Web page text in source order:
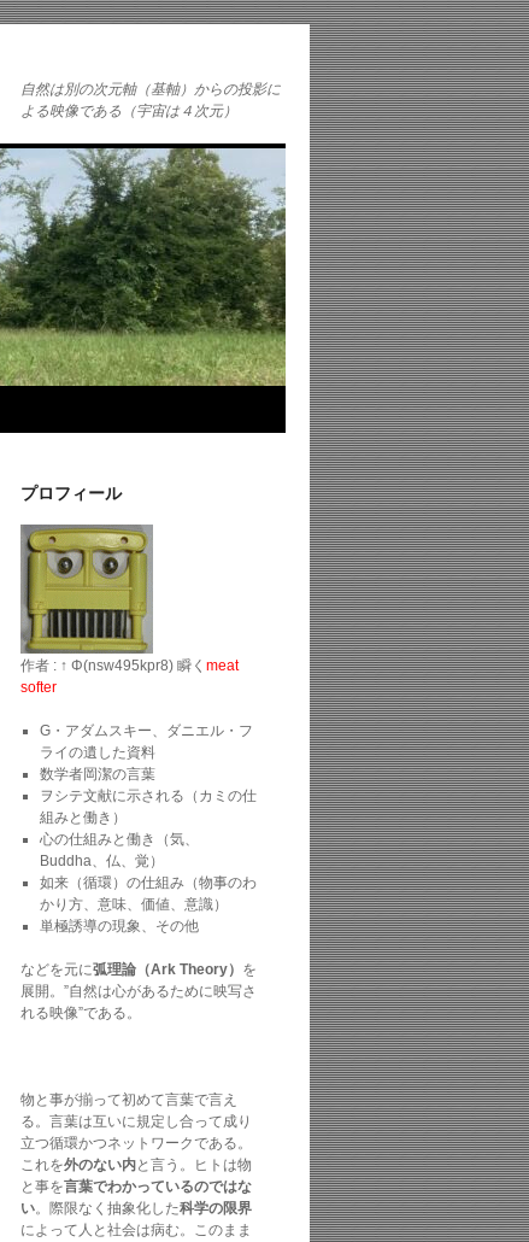
自然は別の次元軸（基軸）からの投影に
よる映像である（宇宙は４次元）
プロフィール
作者 : ↑ Φ(nsw495kpr8) 瞬く meat
softer
G・アダムスキー、ダニエル・フ
ライの遺した資料
数学者岡潔の言葉
ヲシテ文献に示される（カミの仕
組みと働き）
心の仕組みと働き（気、
Buddha、仏、覚）
如来（循環）の仕組み（物事のわ
かり方、意味、価値、意識）
単極誘導の現象、その他
などを元に弧理論（Ark Theory） を
展開。”自然は心があるために映写さ
れる映像”である。
物と事が揃って初めて言葉で言え
る。言葉は互いに規定し合って成り
立つ循環かつネットワークである。
これを外のない内と言う。ヒトは物
と事を言葉でわかっているのではな
い。際限なく抽象化した科学の限界
によって人と社会は病む。このまま